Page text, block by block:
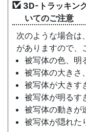
3D-トラッキン
いてのご注意
次のような場合は
がありますので、
被写体の色、明
被写体の大きさ
被写体が大きす
被写体が明るす
被写体の動きが
被写体が隠れた